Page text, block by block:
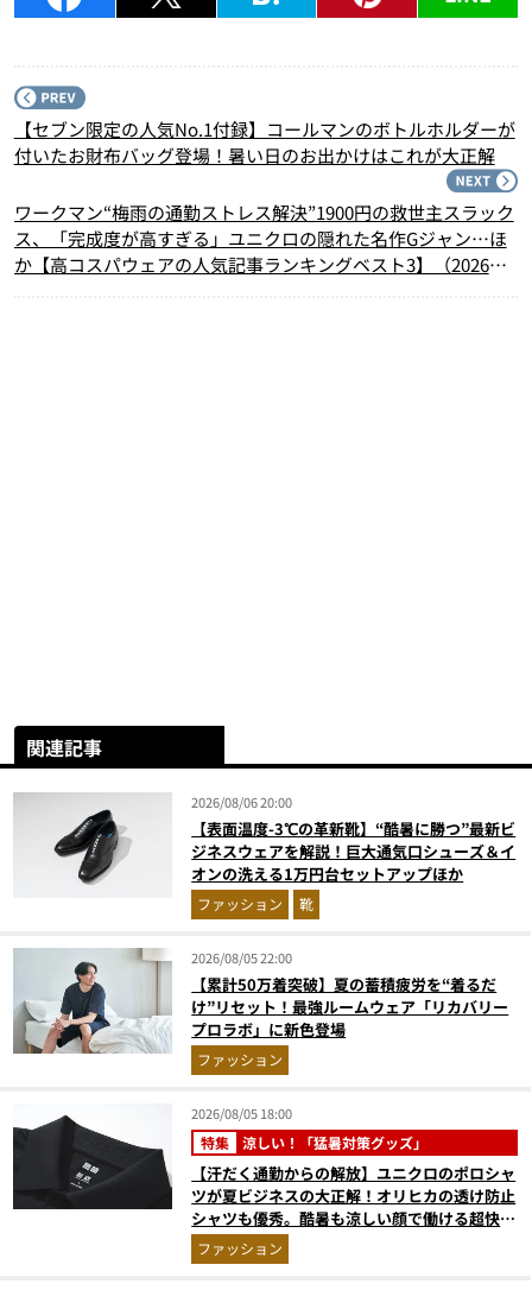
【セブン限定の人気No.1付録】コールマンのボトルホルダーが
付いたお財布バッグ登場！暑い日のお出かけはこれが大正解
ワークマン“梅雨の通勤ストレス解決”1900円の救世主スラック
ス、「完成度が高すぎる」ユニクロの隠れた名作Gジャン…ほ
か【高コスパウェアの人気記事ランキングベスト3】（2026年5
関連記事
2026/08/06 20:00
【表面温度-3℃の革新靴】“酷暑に勝つ”最新ビ
ジネスウェアを解説！巨大通気口シューズ＆イ
オンの洗える1万円台セットアップほか
ファッション 靴
2026/08/05 22:00
【累計50万着突破】夏の蓄積疲労を“着るだ
け”リセット！最強ルームウェア「リカバリー
プロラボ」に新色登場
ファッション
2026/08/05 18:00
特集 涼しい！「猛暑対策グッズ」
【汗だく通勤からの解放】ユニクロのポロシャ
ツが夏ビジネスの大正解！オリヒカの透け防止
シャツも優秀。酷暑も涼しい顔で働ける超快適
ウエアの実力
ファッション